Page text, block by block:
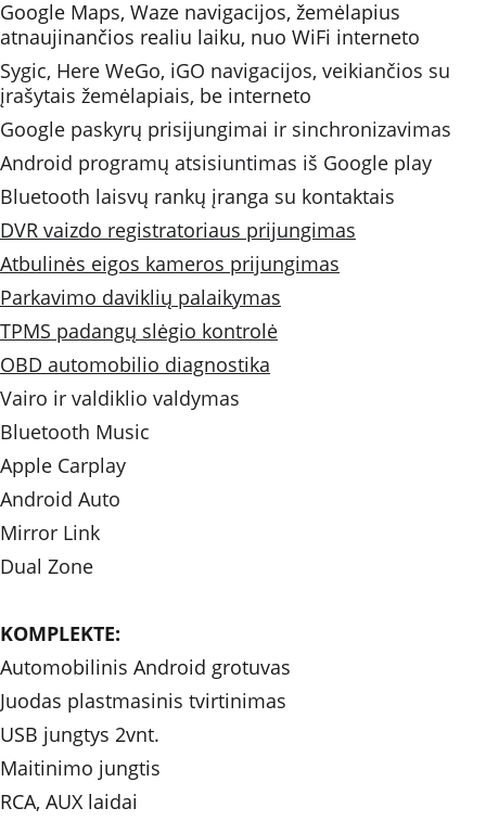
Google Maps, Waze navigacijos, žemėlapius
atnaujinančios realiu laiku, nuo WiFi interneto
Sygic, Here WeGo, iGO navigacijos, veikiančios su
įrašytais žemėlapiais, be interneto
Google paskyrų prisijungimai ir sinchronizavimas
Android programų atsisiuntimas iš Google play
Bluetooth laisvų rankų įranga su kontaktais
DVR vaizdo registratoriaus prijungimas
Atbulinės eigos kameros prijungimas
Parkavimo daviklių palaikymas
TPMS padangų slėgio kontrolė
OBD automobilio diagnostika
Vairo ir valdiklio valdymas
Bluetooth Music
Apple Carplay
Android Auto
Mirror Link
Dual Zone
KOMPLEKTE:
Automobilinis Android grotuvas
Juodas plastmasinis tvirtinimas
USB jungtys 2vnt.
Maitinimo jungtis
RCA, AUX laidai